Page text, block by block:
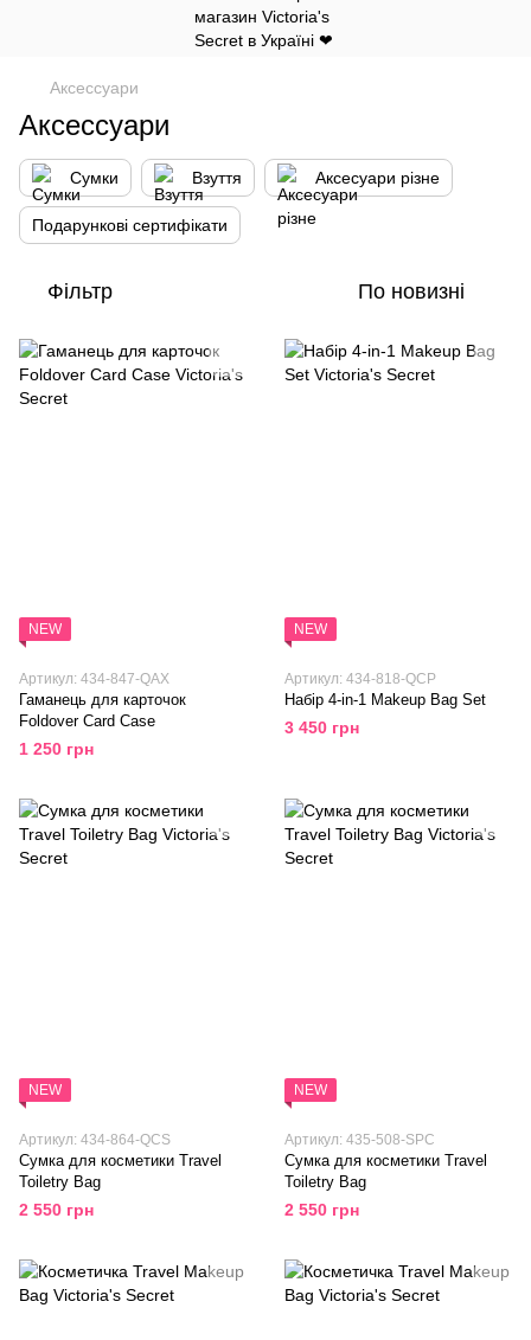
Аксессуари
Аксессуари
Сумки Взуття Аксесуари різне
Подарункові сертифікати
Фільтр По новизні
NEW
Артикул: 434-847-QAX
Гаманець для карточок
Foldover Card Case
1 250 грн
NEW
Артикул: 434-818-QCP
Набір 4-in-1 Makeup Bag Set
3 450 грн
NEW
Артикул: 434-864-QCS
Сумка для косметики Travel
Toiletry Bag
2 550 грн
NEW
Артикул: 435-508-SPC
Сумка для косметики Travel
Toiletry Bag
2 550 грн